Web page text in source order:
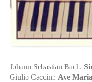
Johann Sebastian Bach:
Giulio Caccini: Ave Maria